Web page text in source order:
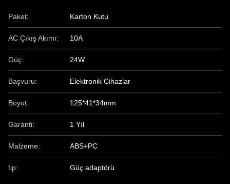
Paket: Karton Kutu
AC Çıkış Akımı: 10A
Güç: 24W
Başvuru: Elektronik Cihazlar
Boyut: 125*41*34mm
Garanti: 1 Yıl
Malzeme: ABS+PC
tip: Güç adaptörü